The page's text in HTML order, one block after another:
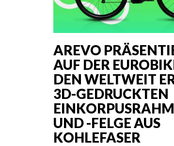
AREVO
AUF DER
DEN WELTWEIT
3D-GEDRUCKTEN
UND -FELGE AUS
KOHLEFASER